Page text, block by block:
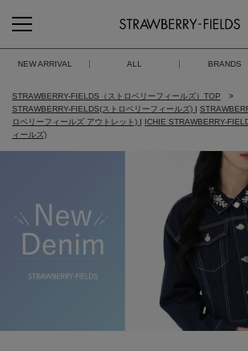
NEW ARRIVAL ALL BRANDS
STRAWBERRY-FIELDS（ストロベリーフィールズ）TOP
STRAWBERRY-FIELDS(ストロベリーフィールズ) |
ロベリーフィールズ アウトレット) | ICHIE STRAWBERRY-
ィールズ)